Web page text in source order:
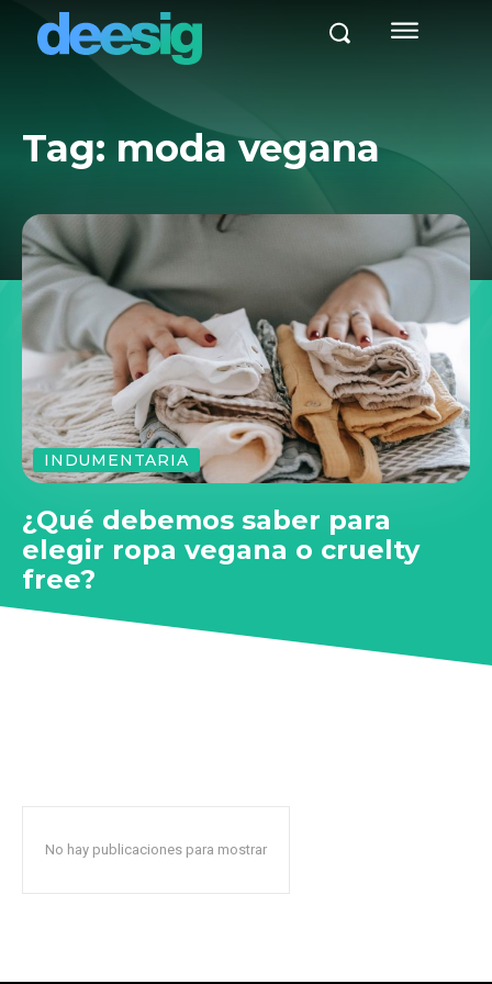
Tag: moda vegana
INDUMENTARIA
¿Qué debemos saber para
elegir ropa vegana o cruelty
free?
No hay publicaciones para mostrar